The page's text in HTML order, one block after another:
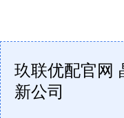
玖联优配官网
新公司